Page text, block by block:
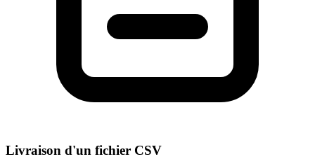
Livraison d'un fichier CSV